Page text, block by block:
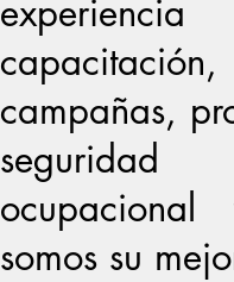
campañas,
somos su